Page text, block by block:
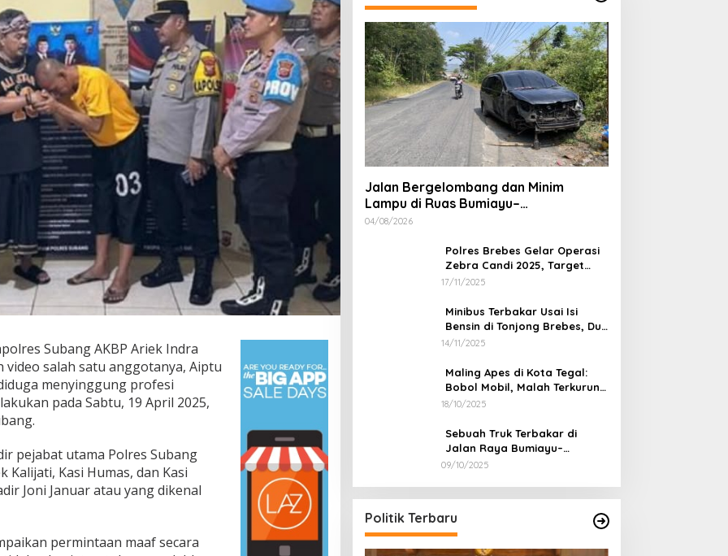
Subang AKBP Ariek Indra
salah satu anggotanya, Aiptu
menyinggung profesi
pada Sabtu, 19 April 2025,
pejabat utama Polres Subang
Kalijati, Kasi Humas, dan Kasi
Joni Januar atau yang dikenal
permintaan maaf secara
Jalan Bergelombang dan Minim
Lampu di Ruas Bumiayu–
Bantarkawung Telan Korban, Innova
04/08/2026
Polres Brebes Gelar Operasi
Zebra Candi 2025, Target
Turunkan Kecelakaan dan
17/11/2025
Minibus Terbakar Usai Isi
Bensin di Tonjong Brebes, Dua
Penumpang Luka Bakar
14/11/2025
Maling Apes di Kota Tegal:
Bobol Mobil, Malah Terkurung
Sendiri di Dalamnya
18/10/2025
Sebuah Truk Terbakar di
Jalan Raya Bumiayu–
Bantarkawung, Diduga Akibat
09/10/2025
Politik Terbaru